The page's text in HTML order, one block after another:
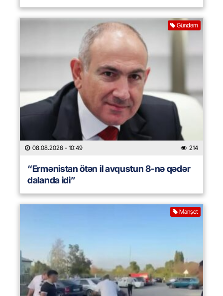
Gündəm
08.08.2026 - 10:49 214
“Ermənistan ötən il avqustun 8-nə qədər
dalanda idi”
Manşet